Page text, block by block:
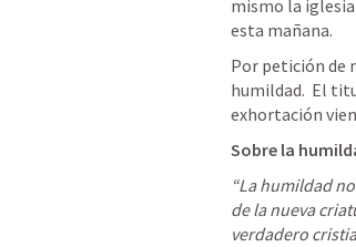
mismo la iglesia
esta mañana.
Por petición de
humildad.  El
exhortación
Sobre la
“La humildad
de la nueva
verdadero